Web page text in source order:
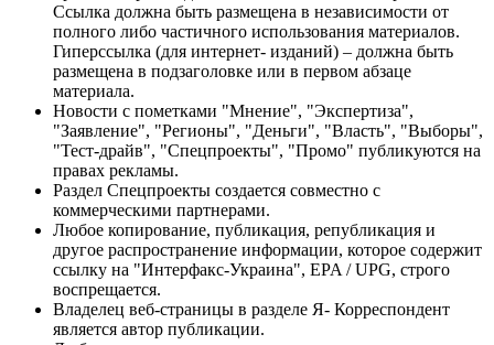
Ссылка должна быть размещена в независимости от
полного либо частичного использования материалов.
Гиперссылка (для интернет- изданий) – должна быть
размещена в подзаголовке или в первом абзаце
материала.
Новости с пометками "Мнение", "Экспертиза",
"Заявление", "Регионы", "Деньги", "Власть", "Выборы",
"Тест-драйв", "Спецпроекты", "Промо" публикуются на
правах рекламы.
Раздел Спецпроекты создается совместно с
коммерческими партнерами.
Любое копирование, публикация, републикация и
другое распространение информации, которое содержит
ссылку на "Интерфакс-Украина", EPA / UPG, строго
воспрещается.
Владелец веб-страницы в разделе Я- Корреспондент
является автор публикации.